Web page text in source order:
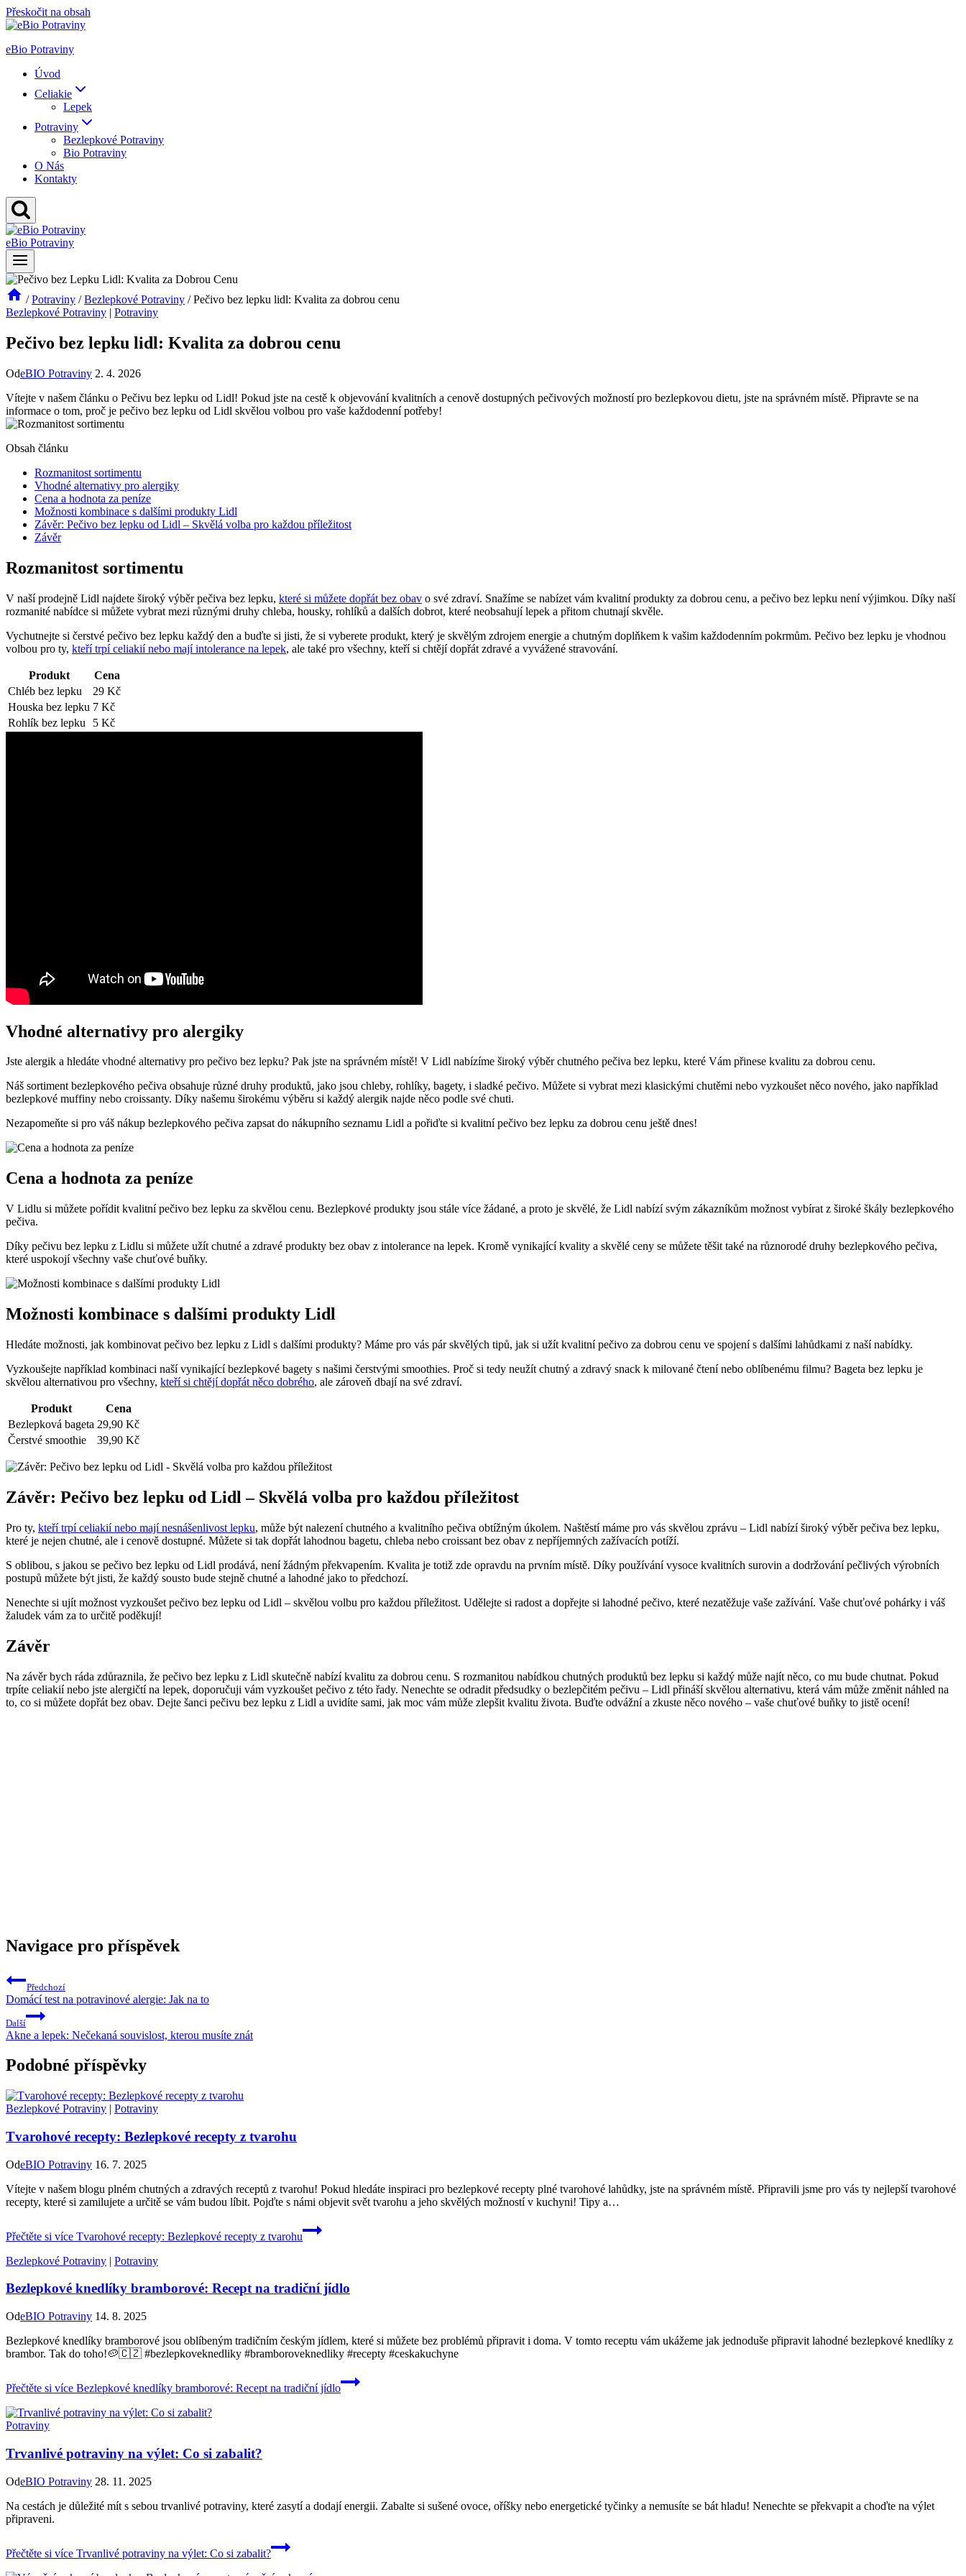
Přeskočit na obsah
eBio Potraviny
Úvod
Celiakie
Lepek
Potraviny
Bezlepkové Potraviny
Bio Potraviny
O Nás
Kontakty
eBio Potraviny
/ Potraviny / Bezlepkové Potraviny / Pečivo bez lepku lidl: Kvalita za dobrou cenu
Bezlepkové Potraviny | Potraviny
Pečivo bez lepku lidl: Kvalita za dobrou cenu
OdeBIO Potraviny 2. 4. 2026
Vítejte v našem článku o Pečivu bez lepku od Lidl! Pokud jste na cestě k objevování kvalitních a cenově dostupných pečivových možností pro bezlepkovou dietu, jste na správném místě. Připravte se na
informace o tom, proč je pečivo bez lepku od Lidl skvělou volbou pro vaše každodenní potřeby!
Obsah článku
Rozmanitost sortimentu
Vhodné alternativy pro alergiky
Cena a hodnota za peníze
Možnosti kombinace s dalšími produkty Lidl
Závěr: Pečivo bez lepku od Lidl – Skvělá volba pro každou příležitost
Závěr
Rozmanitost sortimentu
V naší prodejně Lidl najdete široký výběr pečiva bez lepku, které si můžete dopřát bez obav o své zdraví. Snažíme se nabízet vám kvalitní produkty za dobrou cenu, a pečivo bez lepku není výjimkou. Díky naší
rozmanité nabídce si můžete vybrat mezi různými druhy chleba, housky, rohlíků a dalších dobrot, které neobsahují lepek a přitom chutnají skvěle.
Vychutnejte si čerstvé pečivo bez lepku každý den a buďte si jisti, že si vyberete produkt, který je skvělým zdrojem energie a chutným doplňkem k vašim každodenním pokrmům. Pečivo bez lepku je vhodnou
volbou pro ty, kteří trpí celiakií nebo mají intolerance na lepek, ale také pro všechny, kteří si chtějí dopřát zdravé a vyvážené stravování.
Produkt
Cena
Chléb bez lepku
29 Kč
Houska bez lepku 7 Kč
Rohlík bez lepku
5 Kč
Vhodné alternativy pro alergiky
Jste alergik a hledáte vhodné alternativy pro pečivo bez lepku? Pak jste na správném místě! V Lidl nabízíme široký výběr chutného pečiva bez lepku, které Vám přinese kvalitu za dobrou cenu.
Náš sortiment bezlepkového pečiva obsahuje různé druhy produktů, jako jsou chleby, rohlíky, bagety, i sladké pečivo. Můžete si vybrat mezi klasickými chutěmi nebo vyzkoušet něco nového, jako například
bezlepkové muffiny nebo croissanty. Díky našemu širokému výběru si každý alergik najde něco podle své chuti.
Nezapomeňte si pro váš nákup bezlepkového pečiva zapsat do nákupního seznamu Lidl a pořiďte si kvalitní pečivo bez lepku za dobrou cenu ještě dnes!
Cena a hodnota za peníze
V Lidlu si můžete pořídit kvalitní pečivo bez lepku za skvělou cenu. Bezlepkové produkty jsou stále více žádané, a proto je skvělé, že Lidl nabízí svým zákazníkům možnost vybírat z široké škály bezlepkového
pečiva.
Díky pečivu bez lepku z Lidlu si můžete užít chutné a zdravé produkty bez obav z intolerance na lepek. Kromě vynikající kvality a skvělé ceny se můžete těšit také na různorodé druhy bezlepkového pečiva,
které uspokojí všechny vaše chuťové buňky.
Možnosti kombinace s dalšími produkty Lidl
Hledáte možnosti, jak kombinovat pečivo bez lepku z Lidl s dalšími produkty? Máme pro vás pár skvělých tipů, jak si užít kvalitní pečivo za dobrou cenu ve spojení s dalšími lahůdkami z naší nabídky.
Vyzkoušejte například kombinaci naší vynikající bezlepkové bagety s našimi čerstvými smoothies. Proč si tedy neužít chutný a zdravý snack k milované čtení nebo oblíbenému filmu? Bageta bez lepku je
skvělou alternativou pro všechny, kteří si chtějí dopřát něco dobrého, ale zároveň dbají na své zdraví.
Produkt
Cena
Bezlepková bageta 29,90 Kč
Čerstvé smoothie
39,90 Kč
Závěr: Pečivo bez lepku od Lidl – Skvělá volba pro každou příležitost
Pro ty, kteří trpí celiakií nebo mají nesnášenlivost lepku, může být nalezení chutného a kvalitního pečiva obtížným úkolem. Naštěstí máme pro vás skvělou zprávu – Lidl nabízí široký výběr pečiva bez lepku,
které je nejen chutné, ale i cenově dostupné. Můžete si tak dopřát lahodnou bagetu, chleba nebo croissant bez obav z nepříjemných zažívacích potíží.
S oblibou, s jakou se pečivo bez lepku od Lidl prodává, není žádným překvapením. Kvalita je totiž zde opravdu na prvním místě. Díky používání vysoce kvalitních surovin a dodržování pečlivých výrobních
postupů můžete být jisti, že každý sousto bude stejně chutné a lahodné jako to předchozí.
Nenechte si ujít možnost vyzkoušet pečivo bez lepku od Lidl – skvělou volbu pro každou příležitost. Udělejte si radost a dopřejte si lahodné pečivo, které nezatěžuje vaše zažívání. Vaše chuťové pohárky i váš
žaludek vám za to určitě poděkují!
Závěr
Na závěr bych ráda zdůraznila, že pečivo bez lepku z Lidl skutečně nabízí kvalitu za dobrou cenu. S rozmanitou nabídkou chutných produktů bez lepku si každý může najít něco, co mu bude chutnat. Pokud
trpíte celiakií nebo jste alergičtí na lepek, doporučuji vám vyzkoušet pečivo z této řady. Nenechte se odradit předsudky o bezlepčitém pečivu – Lidl přináší skvělou alternativu, která vám může změnit náhled na
to, co si můžete dopřát bez obav. Dejte šanci pečivu bez lepku z Lidl a uvidíte sami, jak moc vám může zlepšit kvalitu života. Buďte odvážní a zkuste něco nového – vaše chuťové buňky to jistě ocení!
Navigace pro příspěvek
Předchozí
Domácí test na potravinové alergie: Jak na to
Další
Akne a lepek: Nečekaná souvislost, kterou musíte znát
Podobné příspěvky
Bezlepkové Potraviny | Potraviny
Tvarohové recepty: Bezlepkové recepty z tvarohu
OdeBIO Potraviny 16. 7. 2025
Vítejte v našem blogu plném chutných a zdravých receptů z tvarohu! Pokud hledáte inspiraci pro bezlepkové recepty plné tvarohové lahůdky, jste na správném místě. Připravili jsme pro vás ty nejlepší tvarohové
recepty, které si zamilujete a určitě se vám budou líbit. Pojďte s námi objevit svět tvarohu a jeho skvělých možností v kuchyni! Tipy a…
Přečtěte si více Tvarohové recepty: Bezlepkové recepty z tvarohu
Bezlepkové Potraviny | Potraviny
Bezlepkové knedlíky bramborové: Recept na tradiční jídlo
OdeBIO Potraviny 14. 8. 2025
Bezlepkové knedlíky bramborové jsou oblíbeným tradičním českým jídlem, které si můžete bez problémů připravit i doma. V tomto receptu vám ukážeme jak jednoduše připravit lahodné bezlepkové knedlíky z
brambor. Tak do toho!🥔🇨🇿 #bezlepkoveknedliky #bramboroveknedliky #recepty #ceskakuchyne
Přečtěte si více Bezlepkové knedlíky bramborové: Recept na tradiční jídlo
Potraviny
Trvanlivé potraviny na výlet: Co si zabalit?
OdeBIO Potraviny 28. 11. 2025
Na cestách je důležité mít s sebou trvanlivé potraviny, které zasytí a dodají energii. Zabalte si sušené ovoce, oříšky nebo energetické tyčinky a nemusíte se bát hladu! Nenechte se překvapit a choďte na výlet
připraveni.
Přečtěte si více Trvanlivé potraviny na výlet: Co si zabalit?